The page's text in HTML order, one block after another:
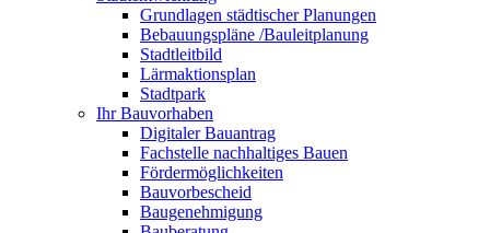
Grundlagen städtischer Planungen
Bebauungspläne /Bauleitplanung
Stadtleitbild
Lärmaktionsplan
Stadtpark
Ihr Bauvorhaben
Digitaler Bauantrag
Fachstelle nachhaltiges Bauen
Fördermöglichkeiten
Bauvorbescheid
Baugenehmigung